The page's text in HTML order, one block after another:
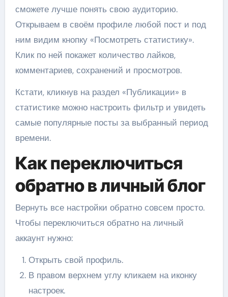
сможете лучше понять свою аудиторию.
Открываем в своём профиле любой пост и под
ним видим кнопку «Посмотреть статистику».
Клик по ней покажет количество лайков,
комментариев, сохранений и просмотров.
Кстати, кликнув на раздел «Публикации» в
статистике можно настроить фильтр и увидеть
самые популярные посты за выбранный период
времени.
Как переключиться
обратно в личный блог
Вернуть все настройки обратно совсем просто.
Чтобы переключиться обратно на личный
аккаунт нужно:
Открыть свой профиль.
В правом верхнем углу кликаем на иконку
настроек.